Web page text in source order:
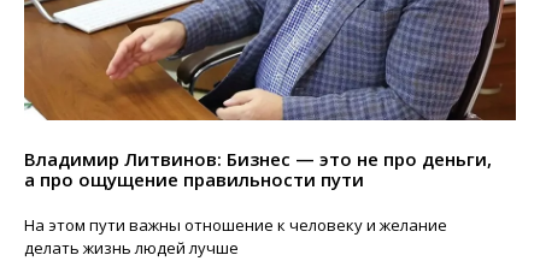
Владимир Литвинов: Бизнес — это не про деньги,
а про ощущение правильности пути
На этом пути важны отношение к человеку и желание
делать жизнь людей лучше